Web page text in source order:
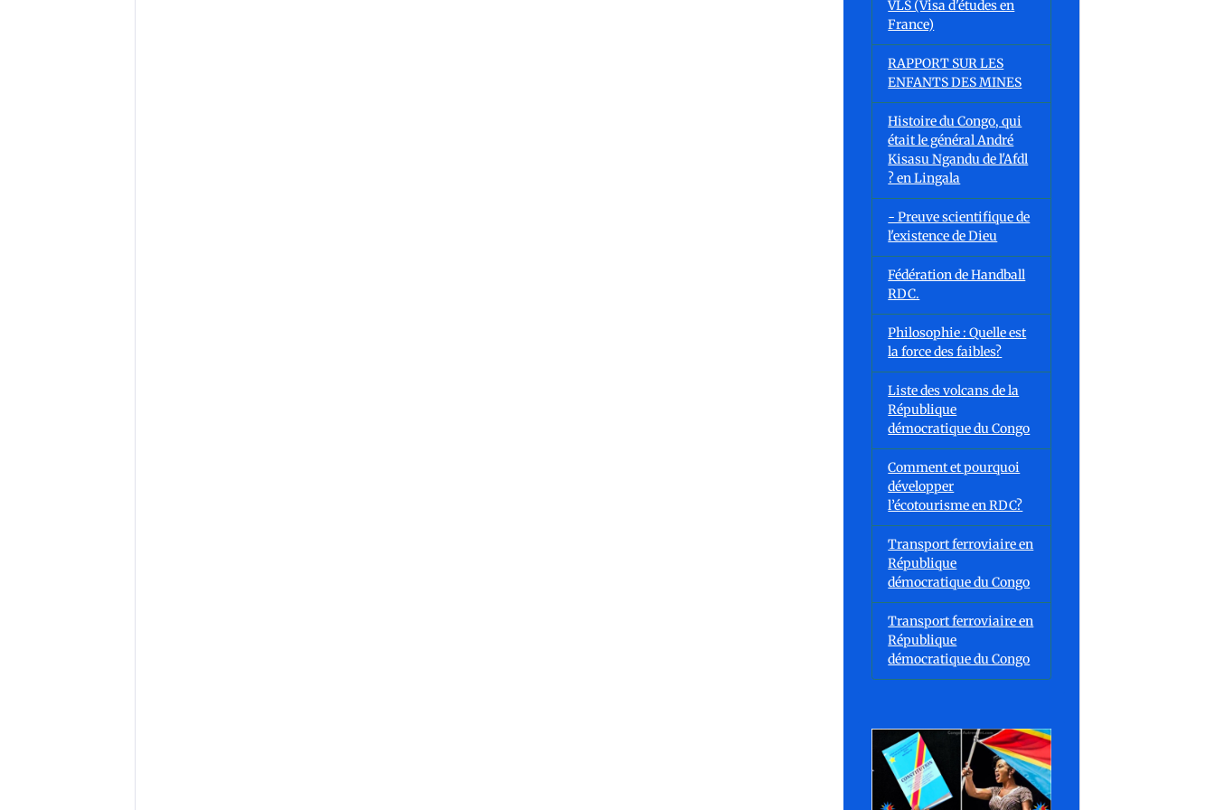
VLS (Visa d'études en
France)
RAPPORT SUR LES
ENFANTS DES MINES
Histoire du Congo, qui
était le général André
Kisasu Ngandu de l'Afdl
? en Lingala
- Preuve scientifique de
l'existence de Dieu
Fédération de Handball
RDC.
Philosophie : Quelle est
la force des faibles?
Liste des volcans de la
République
démocratique du Congo
Comment et pourquoi
développer
l’écotourisme en RDC?
Transport ferroviaire en
République
démocratique du Congo
Transport ferroviaire en
République
démocratique du Congo